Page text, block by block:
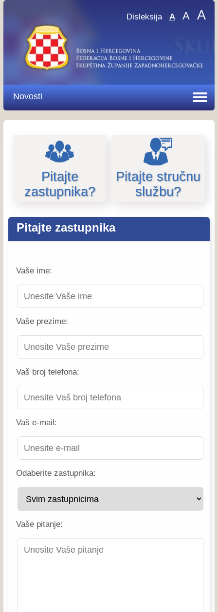
Disleksija A A A
Novosti
Pitajte
zastupnika?
Pitajte stručnu
službu?
Pitajte zastupnika
Vaše ime:
Vaše prezime:
Vaš broj telefona:
Vaš e-mail:
Odaberite zastupnika:
Vaše pitanje: